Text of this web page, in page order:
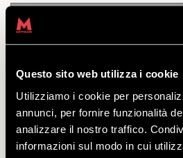
Questo sito web utilizza i cookie
Utilizziamo i cookie per
annunci, per fornire funzionalità
analizzare il nostro traffico.
informazioni sul modo in cui
3 TAGE
ENTDECKEN